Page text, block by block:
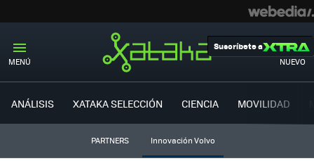
MENÚ NUEVO
Suscríbete a
ANÁLISIS XATAKA SELECCIÓN CIENCIA MOVILIDAD
PARTNERS Innovación Volvo